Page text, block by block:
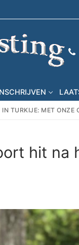
TURKIJE: MET ONZE
hit